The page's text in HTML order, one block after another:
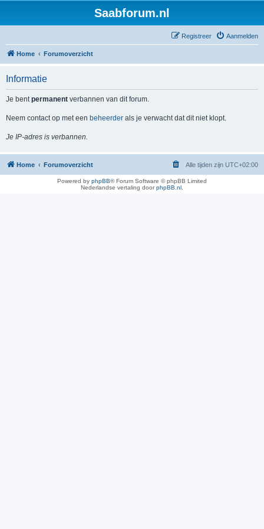
Saabforum.nl
Aanmelden
Registreer
Home Forumoverzicht
Informatie
Je bentpermanent verbannen van dit forum.
Neem contact op met een beheerder als je verwacht dat dit niet klopt.
Je IP-adres is verbannen.
Home Forumoverzicht Alle tijden zijn UTC+02:00
Powered by phpBB® Forum Software © phpBB Limited
Nederlandse vertaling doorphpBB.nl